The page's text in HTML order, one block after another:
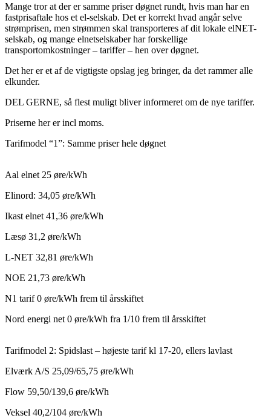
Mange tror at der er samme priser døgnet rundt, hvis man har en
fastprisaftale hos et el-selskab. Det er korrekt hvad angår selve
strømprisen, men strømmen skal transporteres af dit lokale elNET-
selskab, og mange elnetselskaber har forskellige
transportomkostninger – tariffer – hen over døgnet.
Det her er et af de vigtigste opslag jeg bringer, da det rammer alle
elkunder.
DEL GERNE, så flest muligt bliver informeret om de nye tariffer.
Priserne her er incl moms.
Tarifmodel “1”: Samme priser hele døgnet
Aal elnet 25 øre/kWh
Elinord: 34,05 øre/kWh
Ikast elnet 41,36 øre/kWh
Læsø 31,2 øre/kWh
L-NET 32,81 øre/kWh
NOE 21,73 øre/kWh
N1 tarif 0 øre/kWh frem til årsskiftet
Nord energi net 0 øre/kWh fra 1/10 frem til årsskiftet
Tarifmodel 2: Spidslast – højeste tarif kl 17-20, ellers lavlast
Elværk A/S 25,09/65,75 øre/kWh
Flow 59,50/139,6 øre/kWh
Veksel 40,2/104 øre/kWh